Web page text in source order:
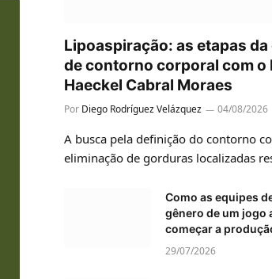
Lipoaspiração: as etapas
de contorno corporal com o
Haeckel Cabral Moraes
Por Diego Rodríguez Velázquez 04/08/2026
A busca pela definição do contorno
eliminação de gorduras localizadas
Como as equipes
gênero de um jogo
começar a
29/07/2026